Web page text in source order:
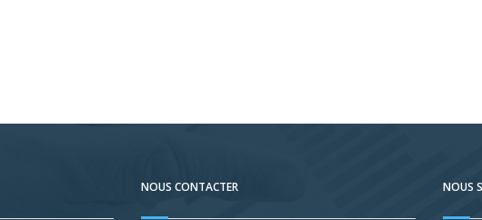
NOUS CONTACTER NOUS